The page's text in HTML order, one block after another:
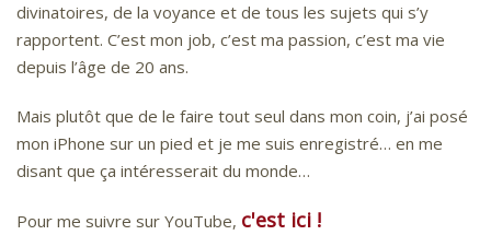
divinatoires, de la voyance et de tous les sujets qui s’y
rapportent. C’est mon job, c’est ma passion, c’est ma vie
depuis l’âge de 20 ans.
Mais plutôt que de le faire tout seul dans mon coin, j’ai posé
mon iPhone sur un pied et je me suis enregistré… en me
disant que ça intéresserait du monde…
Pour me suivre sur YouTube, c'est ici !